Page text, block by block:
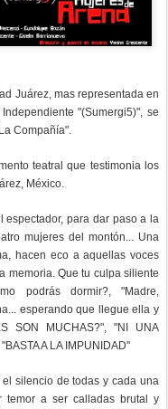
Juárez, mas representada en
"(Sumergi5)", se
Compañía".
teatral que testimonia los
México.
para dar paso a la
mujeres del montón... Una
hacen eco a aquellas voces
memoria. Que tu culpa siliente
podrás dormir?, "Madre,
esperando que llegue ella y
SON MUCHAS?", "NI UNA
A LA IMPUNIDAD"
silencio de todas y cada una
temor a ser calladas brutal y